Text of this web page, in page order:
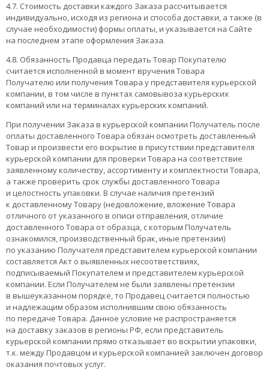
4.7. Стоимость доставки каждого Заказа рассчитывается
индивидуально, исходя из региона и способа доставки, а также (в
случае необходимости) формы оплаты, и указывается на Сайте
на последнем этапе оформления Заказа.
4.8. Обязанность Продавца передать Товар Покупателю
считается исполненной в момент вручения Товара
Получателю или получения Товара у представителя курьерской
компании, в том числе в пунктах самовывоза курьерских
компаний или на терминалах курьерских компаний.
При получении Заказа в курьерской компании Получатель после
оплаты доставленного Товара обязан осмотреть доставленный
Товар и произвести его вскрытие в присутствии представителя
курьерской компании для проверки Товара на соответствие
заявленному количеству, ассортименту и комплектности Товара,
а также проверить срок службы доставленного Товара
и целостность упаковки. В случае наличия претензий
к доставленному Товару (недовложение, вложение Товара
отличного от указанного в описи отправления, отличие
доставленного Товара от образца, с которым Получатель
ознакомился, производственный брак, иные претензии)
по указанию Получателя представителем курьерской компании
составляется Акт о выявленных несоответствиях,
подписываемый Покупателем и представителем курьерской
компании. Если Получателем не были заявлены претензии
в вышеуказанном порядке, то Продавец считается полностью
и надлежащим образом исполнившим свою обязанность
по передаче Товара. Данное условие не распространяется
на доставку заказов в регионы РФ, если представитель
курьерской компании прямо отказывает во вскрытии упаковки,
т.к. между Продавцом и курьерской компанией заключен договор
оказания почтовых услуг.